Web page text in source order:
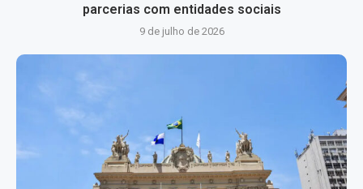
parcerias com entidades sociais
9 de julho de 2026